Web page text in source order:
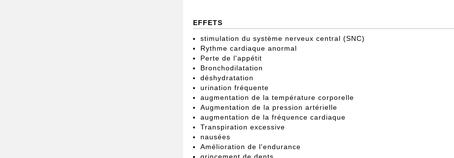
EFFETS
stimulation du système nerveux central (SNC)
Rythme cardiaque anormal
Perte de l'appétit
Bronchodilatation
déshydratation
urination fréquente
augmentation de la température corporelle
Augmentation de la pression artérielle
augmentation de la fréquence cardiaque
Transpiration excessive
nausées
Amélioration de l'endurance